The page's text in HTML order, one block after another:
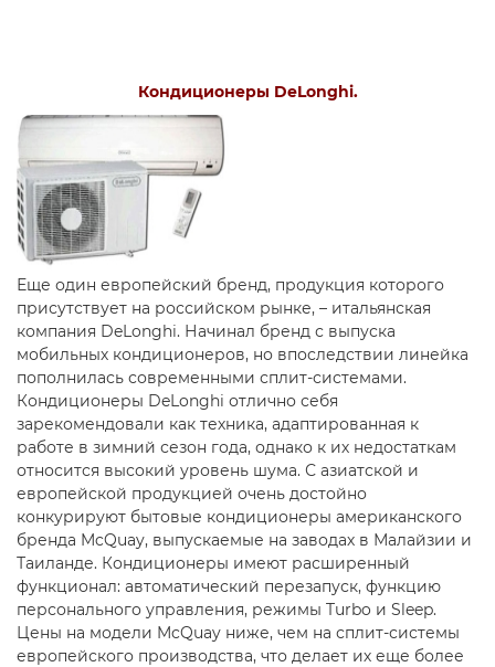
Кондиционеры DeLonghi.
Еще один европейский бренд, продукция которого
присутствует на российском рынке, – итальянская
компания DeLonghi. Начинал бренд с выпуска
мобильных кондиционеров, но впоследствии линейка
пополнилась современными сплит-системами.
Кондиционеры DeLonghi отлично себя
зарекомендовали как техника, адаптированная к
работе в зимний сезон года, однако к их недостаткам
относится высокий уровень шума. С азиатской и
европейской продукцией очень достойно
конкурируют бытовые кондиционеры американского
бренда McQuay, выпускаемые на заводах в Малайзии и
Таиланде. Кондиционеры имеют расширенный
функционал: автоматический перезапуск, функцию
персонального управления, режимы Turbo и Sleep.
Цены на модели McQuay ниже, чем на сплит-системы
европейского производства, что делает их еще более